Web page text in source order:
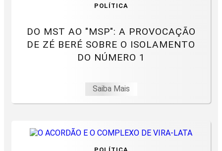
POLÍTICA
DO MST AO "MSP": A PROVOCAÇÃO
DE ZÉ BERÉ SOBRE O ISOLAMENTO
DO NÚMERO 1
Saiba Mais